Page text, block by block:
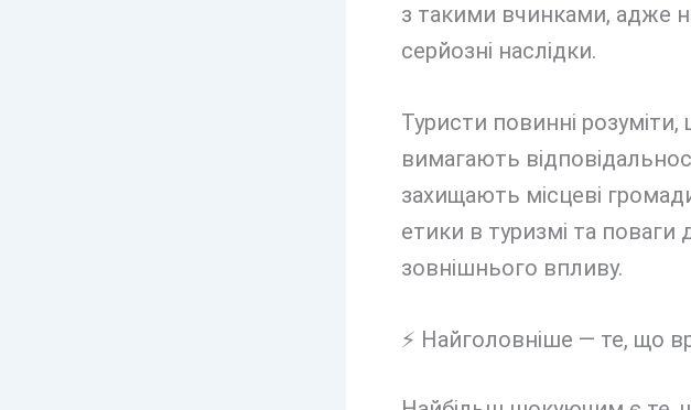
з такими вчинками, адже
серйозні наслідки.
Туристи повинні розуміти,
вимагають
захищають місцеві
етики в туризмі та поваги
зовнішнього впливу.
⚡ Найголовніше — те, що